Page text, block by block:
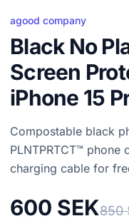
agood company
Black No
Screen
iPhone 15
Compostable black
PLNTPRTCT™
charging cable for
600 SEK850